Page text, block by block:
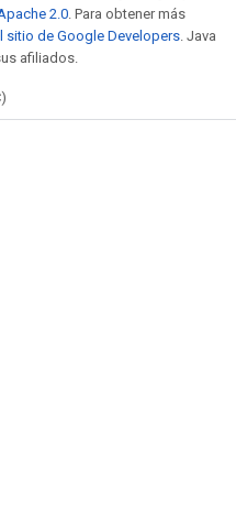
2.0 . Para obtener más
sitio de Google Developers . Java
afiliados.